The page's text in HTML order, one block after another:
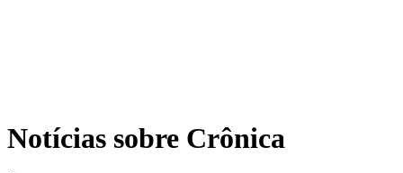
Notícias sobre Crônica